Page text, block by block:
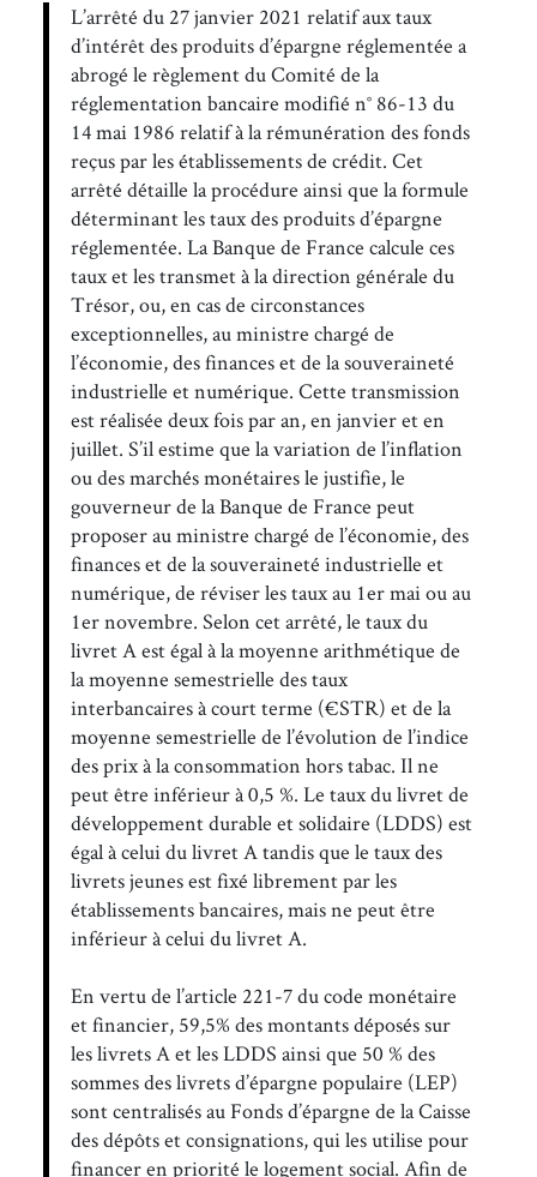
L’arrêté du 27 janvier 2021 relatif aux taux
d’intérêt des produits d’épargne réglementée a
abrogé le règlement du Comité de la
réglementation bancaire modifié n° 86-13 du
14 mai 1986 relatif à la rémunération des fonds
reçus par les établissements de crédit. Cet
arrêté détaille la procédure ainsi que la formule
déterminant les taux des produits d’épargne
réglementée. La Banque de France calcule ces
taux et les transmet à la direction générale du
Trésor, ou, en cas de circonstances
exceptionnelles, au ministre chargé de
l’économie, des finances et de la souveraineté
industrielle et numérique. Cette transmission
est réalisée deux fois par an, en janvier et en
juillet. S’il estime que la variation de l’inflation
ou des marchés monétaires le justifie, le
gouverneur de la Banque de France peut
proposer au ministre chargé de l’économie, des
finances et de la souveraineté industrielle et
numérique, de réviser les taux au 1er mai ou au
1er novembre. Selon cet arrêté, le taux du
livret A est égal à la moyenne arithmétique de
la moyenne semestrielle des taux
interbancaires à court terme (€STR) et de la
moyenne semestrielle de l’évolution de l’indice
des prix à la consommation hors tabac. Il ne
peut être inférieur à 0,5 %. Le taux du livret de
développement durable et solidaire (LDDS) est
égal à celui du livret A tandis que le taux des
livrets jeunes est fixé librement par les
établissements bancaires, mais ne peut être
inférieur à celui du livret A.
En vertu de l’article 221-7 du code monétaire
et financier, 59,5% des montants déposés sur
les livrets A et les LDDS ainsi que 50 % des
sommes des livrets d’épargne populaire (LEP)
sont centralisés au Fonds d’épargne de la Caisse
des dépôts et consignations, qui les utilise pour
financer en priorité le logement social. Afin de